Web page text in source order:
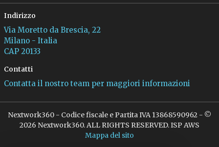
Indirizzo
Via Moretto da Brescia, 22
Milano - Italia
CAP 20133
Contatti
Contatta il nostro team per maggiori informazioni
Nextwork360 - Codice fiscale e Partita IVA 13868590962 - ©
2026 Nextwork360. ALL RIGHTS RESERVED. ISP AWS
Mappa del sito